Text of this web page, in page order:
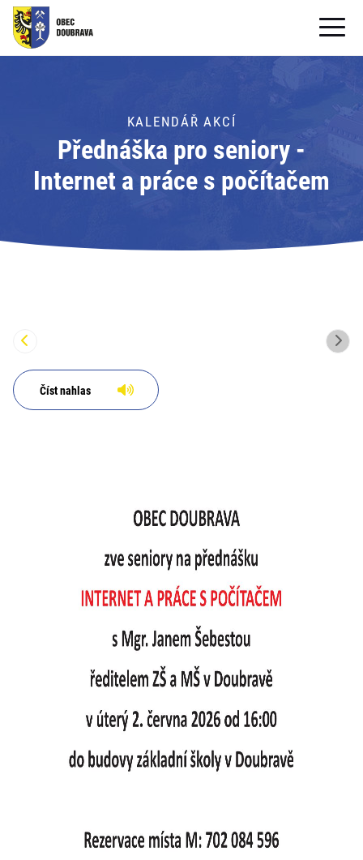
OBECNÍ ÚŘAD
PRO OBČANY
Formuláře ke stažení
PRO TURISTY
KALENDÁŘ AKCÍ
Přednáška pro seniory -
Internet a práce s počítačem
Číst nahlas